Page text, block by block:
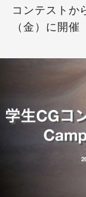
コンテストか
（金）に開催